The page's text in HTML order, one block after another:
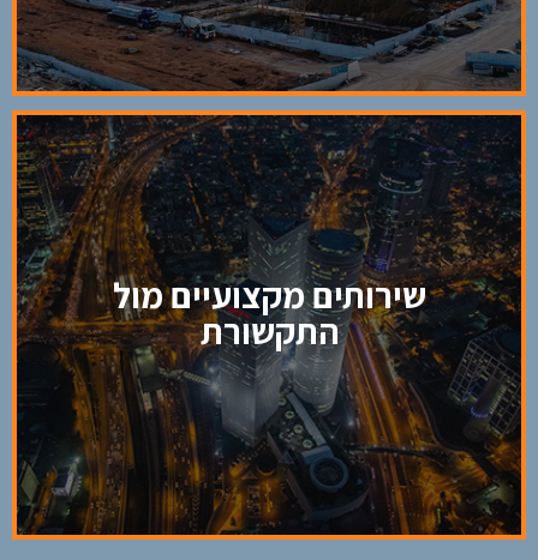
שירותים מקצועיים מול
התקשורת
שירותים מקצועיים מול
התקשורת
שירותים מקצועיים לעיתונות ולטלוויזיה
מתן שירות מקצועי לאגף הדוברות ולאגף השיווק
של הלקוח